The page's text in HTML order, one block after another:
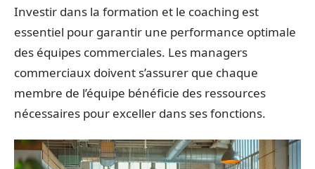
Investir dans la formation et le coaching est
essentiel pour garantir une performance optimale
des équipes commerciales. Les managers
commerciaux doivent s’assurer que chaque
membre de l’équipe bénéficie des ressources
nécessaires pour exceller dans ses fonctions.